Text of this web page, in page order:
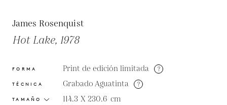
James Rosenquist
Hot Lake, 1978
FORMA Print de edición limitada ?
TÉCNICA Grabado Aguatinta ?
TAMAÑO 114.3 X 230.6 cm